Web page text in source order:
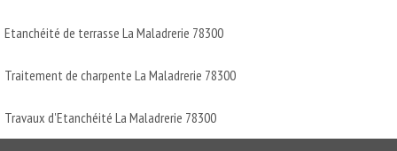
Etanchéité de terrasse La Maladrerie 78300
Traitement de charpente La Maladrerie 78300
Travaux d'Etanchéité La Maladrerie 78300